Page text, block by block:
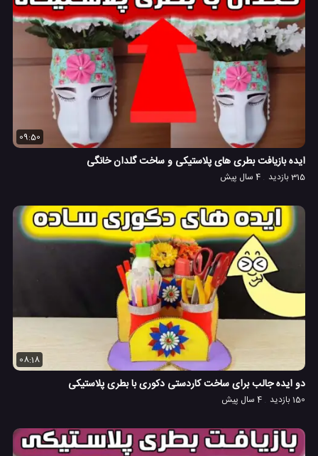
09:50
ایده بازیافت بطری های پلاستیکی و ساخت گلدان خانگی
315 بازدید 4 سال پیش
08:18
دو ایده جالب برای ساخت کاردستی دکوری با بطری پلاستیکی
150 بازدید 4 سال پیش